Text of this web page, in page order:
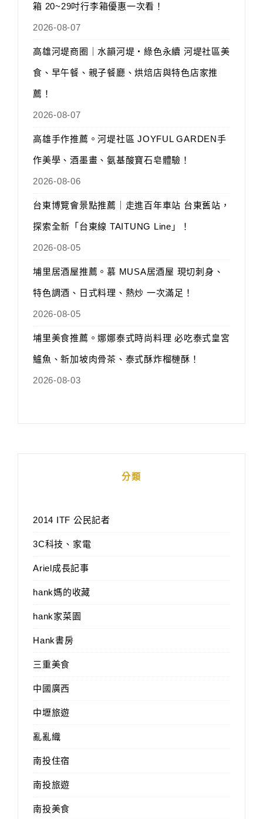
箱 20~29吋行李箱優惠一次看！
2026-08-07
高雄河堤商圈｜水韻河堤‧綠色永續 河堤社區美
食、早午餐、親子餐廳、烘焙店與特色店家推
薦！
2026-08-07
高雄手作推薦。河堤社區 JOYFUL GARDEN手
作美學、酒墨畫、氨基酸寶石皂體驗！
2026-08-06
台東博覽會景點推薦｜走進百年車站 台東舊站，
探索全新「台東線 TAITUNG Line」！
2026-08-05
埔里居酒屋推薦。慕 MUSA居酒屋 現切刺身、
特色調酒、日式料理、熱炒 一次滿足！
2026-08-05
埔里美食推薦。娜娜泰式時尚料理 必吃泰式皇宮
鱸魚、新加坡肉骨茶、泰式酥炸榴槤酥！
2026-08-03
分類
2014 ITF 公民記者
3C科技、家電
Ariel成長記事
hank媽的收藏
hank家菜園
Hank書房
三重美食
中國廣西
中壢旅遊
亂亂織
南投住宿
南投旅遊
南投美食